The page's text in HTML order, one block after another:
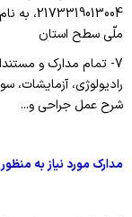
ملّی سطح استان
رادیولوژی، آزمایشات،
شرح عمل جراحی و...
مدارک مورد نیاز به